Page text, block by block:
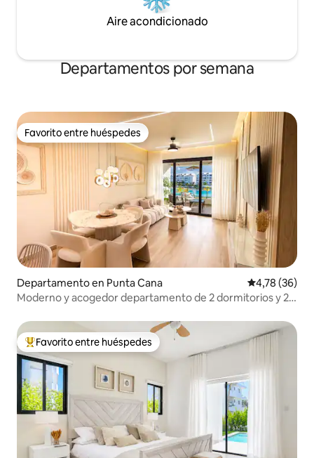
Aire acondicionado
Departamentos por semana
Favorito entre huéspedes
Favorito entre huéspedes
Departamento en Punta Cana Calificación
4,78 (36)
Moderno y acogedor departamento de 2 dormitorios y 2
Favorito entre los huéspedes más destacados
Favorito entre huéspedes